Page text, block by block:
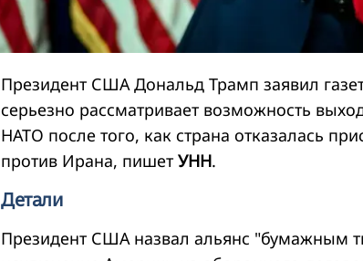
Президент США Дональд Трамп заявил
серьезно рассматривает возможность
НАТО после того, как страна отказалась
против Ирана, пишет УНН.
Детали
Президент США назвал альянс "бумажным